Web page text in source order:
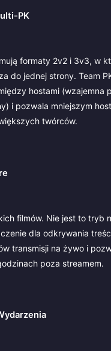
PK
formaty 2v2 i 3v3, w
do jednej strony. Team
hostami (wzajemna
i pozwala mniejszym
twórców.
filmów. Nie jest to tryb
dla odkrywania
transmisji na żywo i
poza streamem.